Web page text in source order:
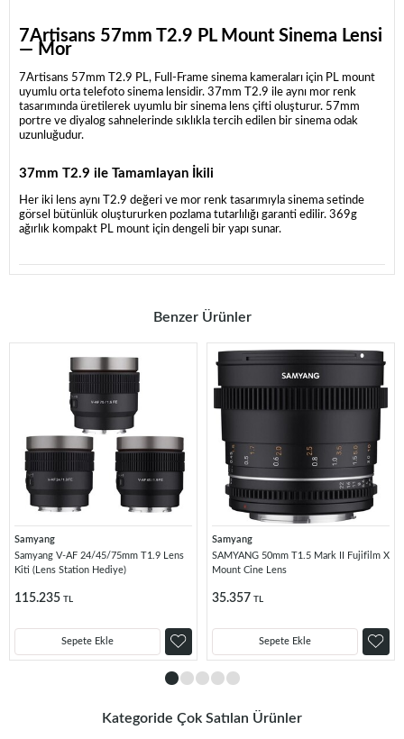
7Artisans 57mm T2.9 PL Mount Sinema Lensi
— Mor
7Artisans 57mm T2.9 PL, Full-Frame sinema kameraları için PL mount
uyumlu orta telefoto sinema lensidir. 37mm T2.9 ile aynı mor renk
tasarımında üretilerek uyumlu bir sinema lens çifti oluşturur. 57mm
portre ve diyalog sahnelerinde sıklıkla tercih edilen bir sinema odak
uzunluğudur.
37mm T2.9 ile Tamamlayan İkili
Her iki lens aynı T2.9 değeri ve mor renk tasarımıyla sinema setinde
görsel bütünlük oluştururken pozlama tutarlılığı garanti edilir. 369g
ağırlık kompakt PL mount için dengeli bir yapı sunar.
Benzer Ürünler
Samyang
Samyang V-AF 24/45/75mm T1.9 Lens
Kiti (Lens Station Hediye)
115.235 TL
Sepete Ekle
Samyang
SAMYANG 50mm T1.5 Mark II Fujifilm X
Mount Cine Lens
35.357 TL
Sepete Ekle
Kategoride Çok Satılan Ürünler